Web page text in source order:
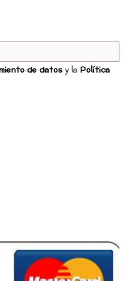
de datosy la Política